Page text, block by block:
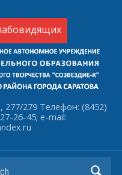
277/279 Телефон: (8452)
26-45; e-mail: